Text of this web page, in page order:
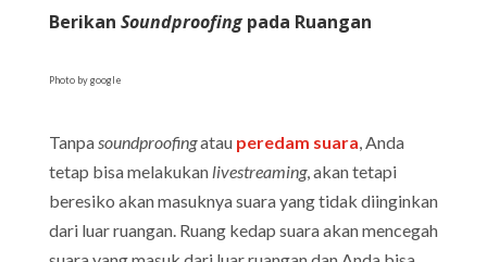
Berikan Soundproofingpada Ruangan
Photo by google
Tanpasoundproofingatau peredam suara, Anda
tetap bisa melakukan livestreaming, akan tetapi
beresiko akan masuknya suara yang tidak diinginkan
dari luar ruangan. Ruang kedap suara akan mencegah